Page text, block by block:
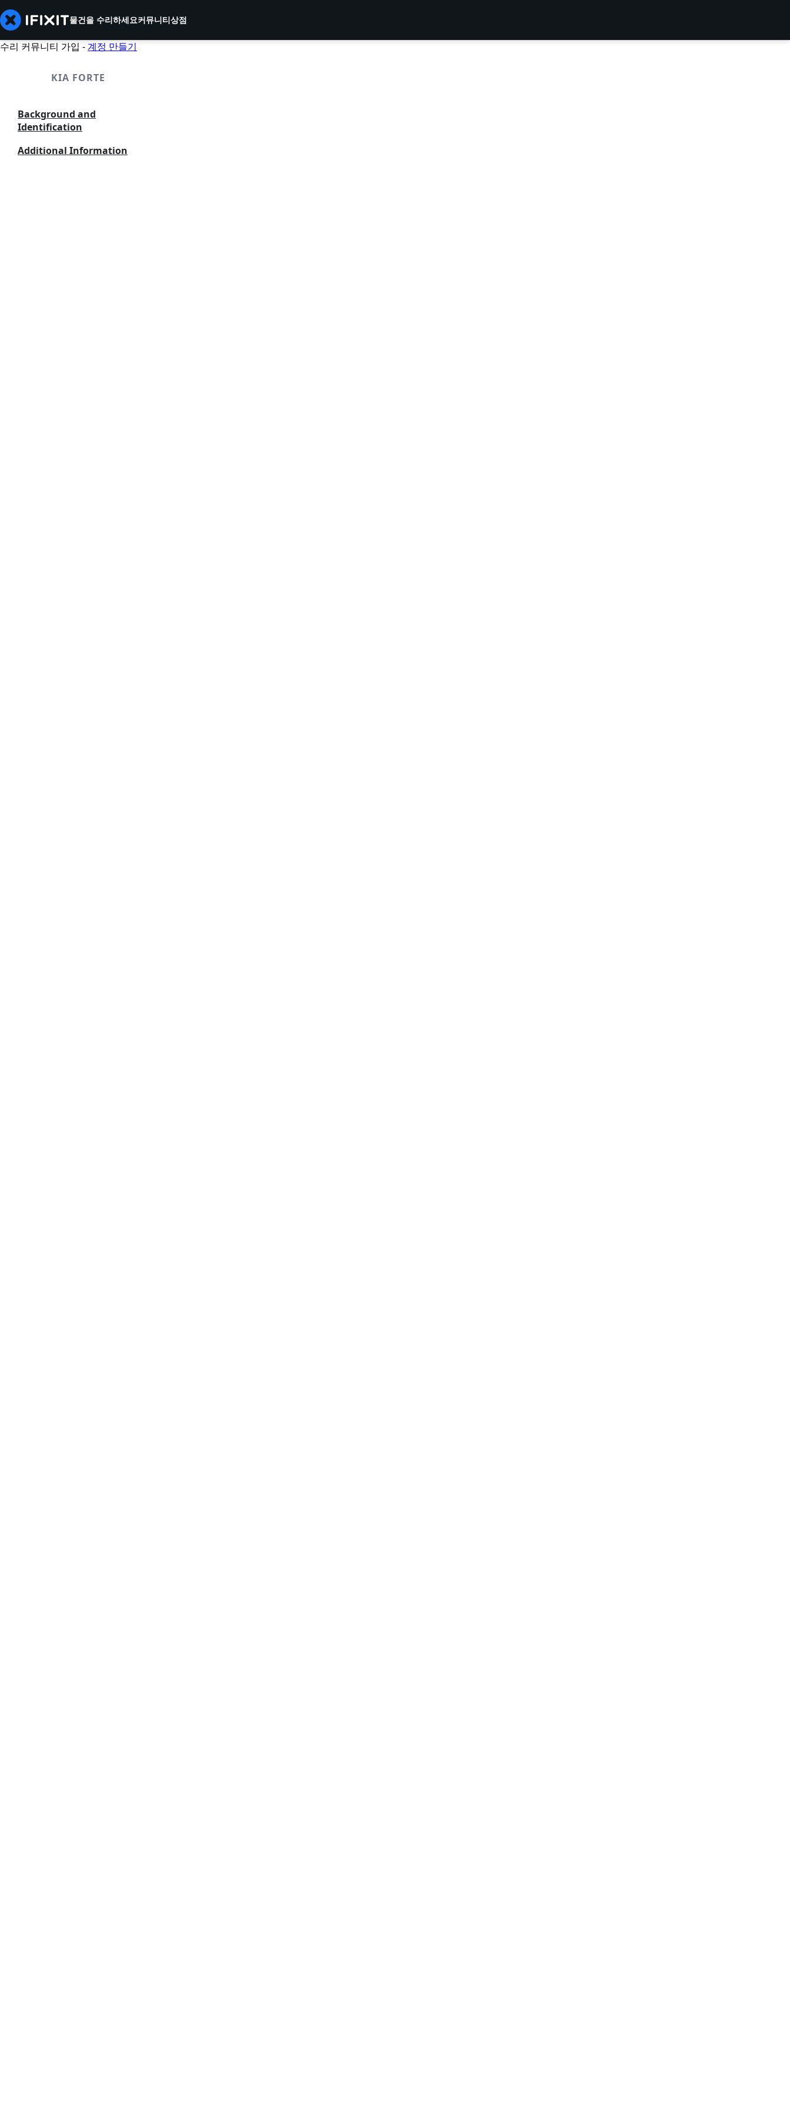
물건을 수리하세요커뮤니티상점
수리 커뮤니티 가입 -계정 만들기
KIA FORTE
Background and
Identification
Additional Information